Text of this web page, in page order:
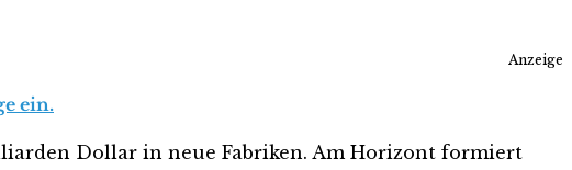
Anzeige
ein.
Dollar in neue Fabriken. Am Horizont formiert